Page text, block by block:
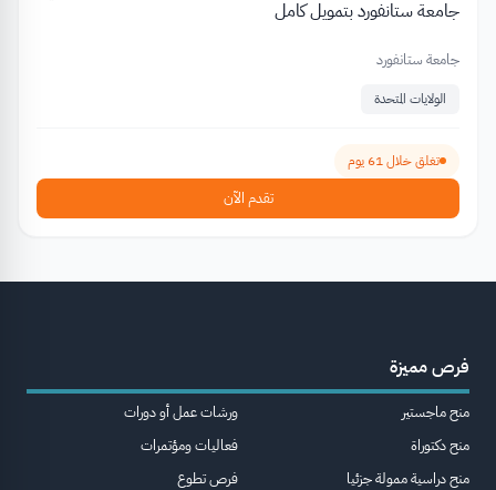
جامعة ستانفورد بتمويل كامل
جامعة ستانفورد
الولايات المتحدة
تغلق خلال 61 يوم
تقدم الآن
فرص مميزة
منح ماجستير
منح دكتوراة
منح دراسية ممولة جزئيا
ورشات عمل أو دورات
فعاليات ومؤتمرات
فرص تطوع